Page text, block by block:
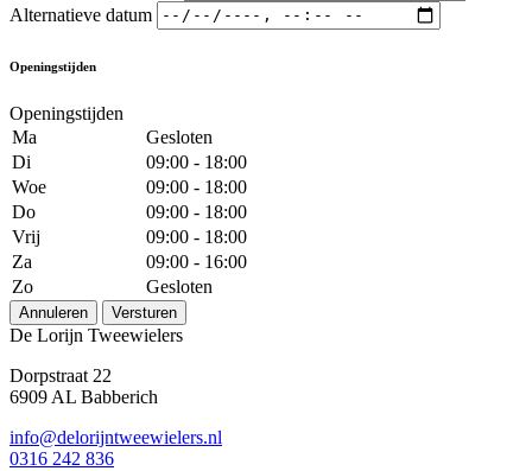
Alternatieve datum
Openingstijden
Openingstijden
Ma
Gesloten
Di
09:00 - 18:00
Woe
09:00 - 18:00
Do
09:00 - 18:00
Vrij
09:00 - 18:00
Za
09:00 - 16:00
Zo
Gesloten
Annuleren Versturen
De Lorijn Tweewielers
Dorpstraat 22
6909 AL Babberich
info@delorijntweewielers.nl
0316 242 836